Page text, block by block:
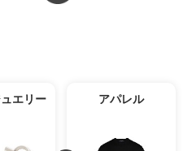
エリー アパレル